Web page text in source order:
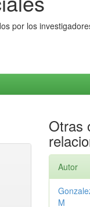
por los
Otras
Autor
M